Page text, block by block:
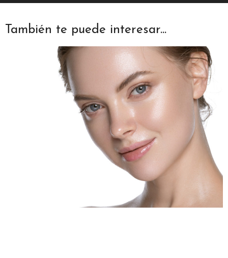
También te puede interesar...